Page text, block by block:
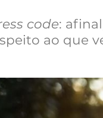
code:
ao que